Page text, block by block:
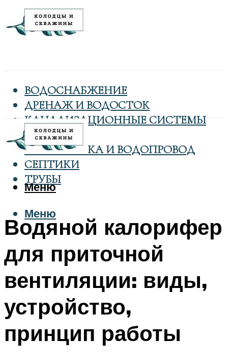
ВОДОСНАБЖЕНИЕ
ДРЕНАЖ И ВОДОСТОК
КАНАЛИЗАЦИОННЫЕ СИСТЕМЫ
КОЛОДЦЫ
САНТЕХНИКА И ВОДОПРОВОД
СЕПТИКИ
ТРУБЫ
Меню
Меню
Водяной калорифер
для приточной
вентиляции: виды,
устройство,
принцип работы